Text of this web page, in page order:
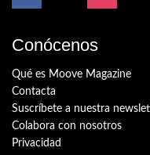
Conócenos
Qué es Moove Magazine
Contacta
Suscríbete a nuestra
Colabora con nosotros
Privacidad